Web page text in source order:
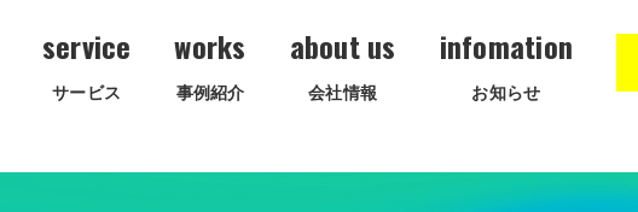
service
サービス
works
事例紹介
about us
会社情報
infomation
お知らせ